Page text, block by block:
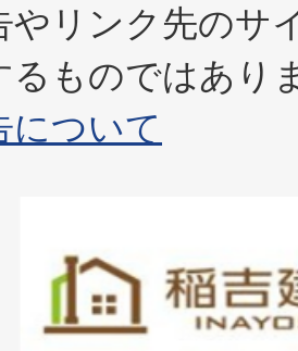
やリンク先のサ
るものではあり
について
枚
目